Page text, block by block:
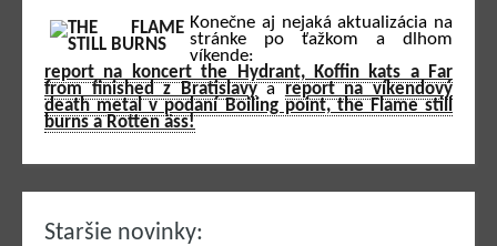
Konečne aj nejaká aktualizácia na
stránke po ťažkom a dlhom
víkende:
report na koncert the Hydrant, Koffin kats a Far
from finished z Bratislavyareport na víkendový
death metal v podaní Boiling point, the Flame still
burns a Rotten äss!
Staršie novinky: